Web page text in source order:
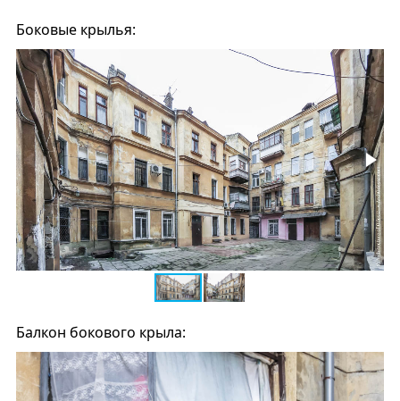
Боковые крылья:
Балкон бокового крыла: